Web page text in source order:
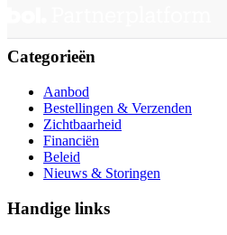
Categorieën
Aanbod
Bestellingen & Verzenden
Zichtbaarheid
Financiën
Beleid
Nieuws & Storingen
Handige links